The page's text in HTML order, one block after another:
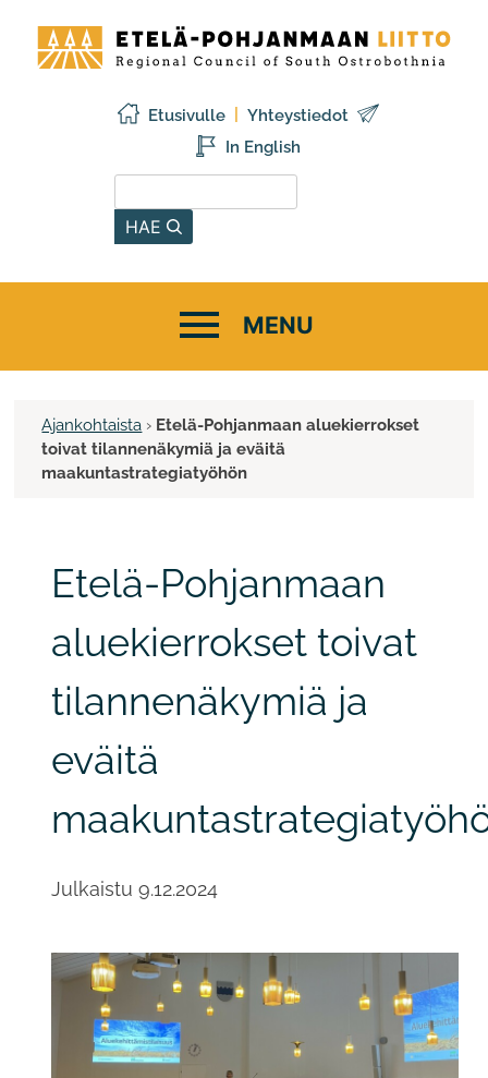
sisältöön
Pohjanmaan
liitto
Etusivulle Yhteystiedot
HAE
In English
Ajankohtaista › Etelä-Pohjanmaan aluekierrokset
toivat tilannenäkymiä ja eväitä
maakuntastrategiatyöhön
Etelä-Pohjanmaan
aluekierrokset toivat
tilannenäkymiä ja
eväitä
Julkaistu 9.12.2024